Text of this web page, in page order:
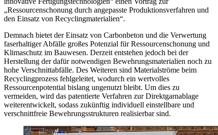
„Ressourcenschonung durch angepasste Produktionsverfahren und
den Einsatz von Recyclingmaterialien“.
Demnach bietet der Einsatz von Carbonbeton und die Verwertung
faserhaltiger Abfälle großes Potenzial für Ressourcenschonung und
Klimaschutz im Bauwesen. Derzeit entstehen jedoch bei der
Herstellung der dafür notwendigen Bewehrungsmaterialien noch zu
hohe Verschnittabfälle. Des Weiteren sind Materialströme beim
Recyclingprozess fehlgeleitet, wodurch ein wertvolles
Ressourcenpotential bislang ungenutzt bleibt. Um dies zu
vermeiden, wird das patentierte Verfahren zur Direktgarnablage
weiterentwickelt, sodass zukünftig individuell einstellbare und
verschnittfreie Bewehrungsstrukturen realisierbar sind.